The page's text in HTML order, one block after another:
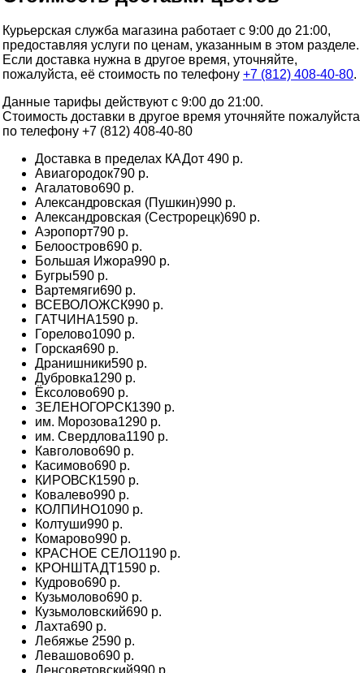
Курьерская служба магазина работает с 9:00 до 21:00,
предоставляя услуги по ценам, указанным в этом разделе.
Если доставка нужна в другое время, уточняйте,
пожалуйста, её стоимость по телефону +7 (812) 408-40-80.
Данные тарифы действуют с 9:00 до 21:00.
Стоимость доставки в другое время уточняйте пожалуйста
по телефону +7 (812) 408-40-80
Доставка в пределах КАДот 490 р.
Авиагородок790 р.
Агалатово690 р.
Александровская (Пушкин)990 р.
Александровская (Сестрорецк)690 р.
Аэропорт790 р.
Белоостров690 р.
Большая Ижора990 р.
Бугры590 р.
Вартемяги690 р.
ВСЕВОЛОЖСК990 р.
ГАТЧИНА1590 р.
Горелово1090 р.
Горская690 р.
Дранишники590 р.
Дубровка1290 р.
Ёксолово690 р.
ЗЕЛЕНОГОРСК1390 р.
им. Морозова1290 р.
им. Свердлова1190 р.
Кавголово690 р.
Касимово690 р.
КИРОВСК1590 р.
Ковалево990 р.
КОЛПИНО1090 р.
Колтуши990 р.
Комарово990 р.
КРАСНОЕ СЕЛО1190 р.
КРОНШТАДТ1590 р.
Кудрово690 р.
Кузьмолово690 р.
Кузьмоловский690 р.
Лахта690 р.
Лебяжье 2590 р.
Левашово690 р.
Ленсоветовский990 р.